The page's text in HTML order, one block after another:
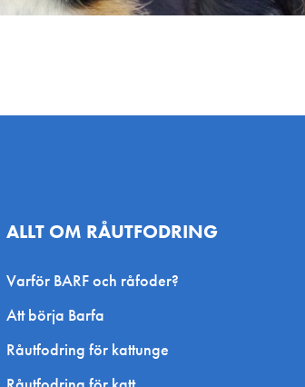
ALLT OM RÅUTFODRING
Varför BARF och råfoder?
Att börja Barfa
Råutfodring för kattunge